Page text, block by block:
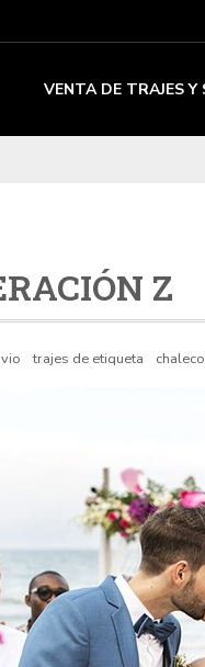
VENTA DE TRAJES Y
Z
trajes de etiqueta